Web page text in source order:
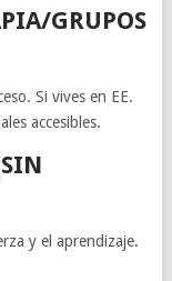
GRUPOS
Si vives en EE.
accesibles.
y el aprendizaje.